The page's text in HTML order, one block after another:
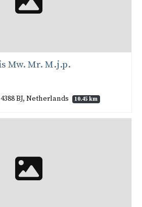
Mw. Mr. M.j.p.
BJ, Netherlands 10.45 km